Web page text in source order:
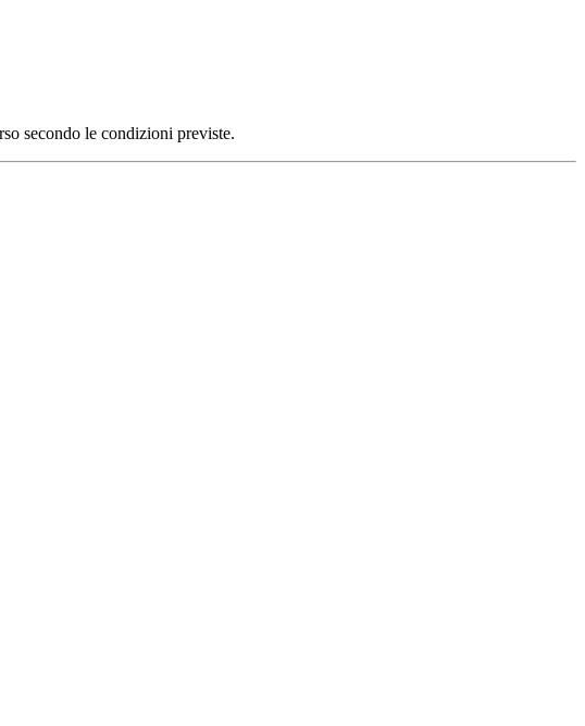
secondo le condizioni previste.